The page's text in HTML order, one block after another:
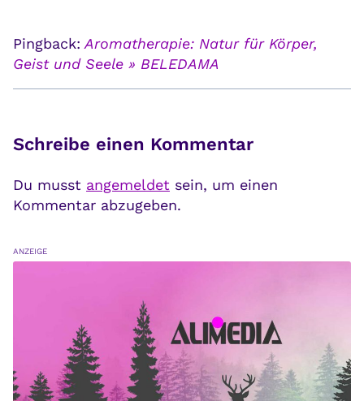
Pingback: Aromatherapie: Natur für Körper,
Geist und Seele » BELEDAMA
Schreibe einen Kommentar
Du musst angemeldet sein, um einen
Kommentar abzugeben.
ANZEIGE